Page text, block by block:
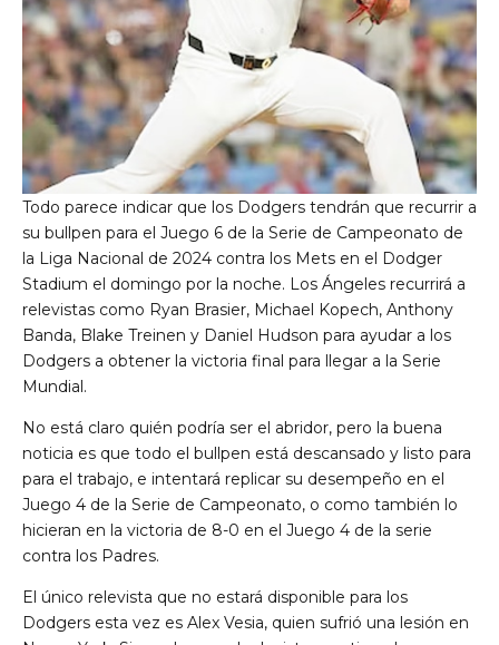
Todo parece indicar que los Dodgers tendrán que recurrir a
su bullpen para el Juego 6 de la Serie de Campeonato de
la Liga Nacional de 2024 contra los Mets en el Dodger
Stadium el domingo por la noche. Los Ángeles recurrirá a
relevistas como Ryan Brasier, Michael Kopech, Anthony
Banda, Blake Treinen y Daniel Hudson para ayudar a los
Dodgers a obtener la victoria final para llegar a la Serie
Mundial.
No está claro quién podría ser el abridor, pero la buena
noticia es que todo el bullpen está descansado y listo para
para el trabajo, e intentará replicar su desempeño en el
Juego 4 de la Serie de Campeonato, o como también lo
hicieran en la victoria de 8-0 en el Juego 4 de la serie
contra los Padres.
El único relevista que no estará disponible para los
Dodgers esta vez es Alex Vesia, quien sufrió una lesión en